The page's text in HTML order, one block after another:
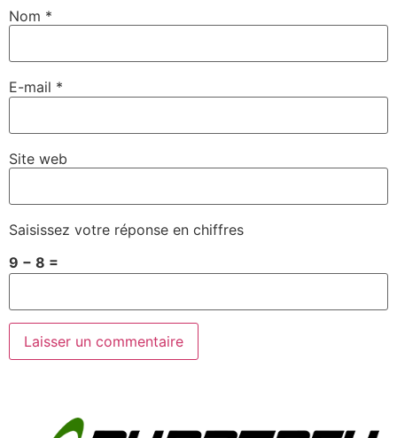
Nom *
E-mail *
Site web
Saisissez votre réponse en chiffres
9 − 8 =